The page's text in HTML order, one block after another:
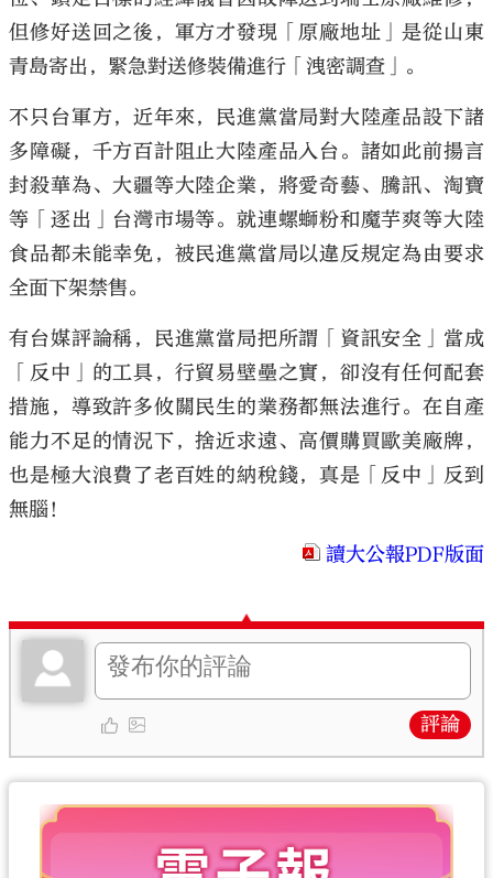
但修好送回之後，軍方才發現「原廠地址」是從山東
青島寄出，緊急對送修裝備進行「洩密調查」。
不只台軍方，近年來，民進黨當局對大陸產品設下諸
多障礙，千方百計阻止大陸產品入台。諸如此前揚言
封殺華為、大疆等大陸企業，將愛奇藝、騰訊、淘寶
等「逐出」台灣市場等。就連螺螄粉和魔芋爽等大陸
食品都未能幸免，被民進黨當局以違反規定為由要求
全面下架禁售。
有台媒評論稱，民進黨當局把所謂「資訊安全」當成
「反中」的工具，行貿易壁壘之實，卻沒有任何配套
措施，導致許多攸關民生的業務都無法進行。在自產
能力不足的情況下，捨近求遠、高價購買歐美廠牌，
也是極大浪費了老百姓的納稅錢，真是「反中」反到
無腦！
讀大公報PDF版面
評論